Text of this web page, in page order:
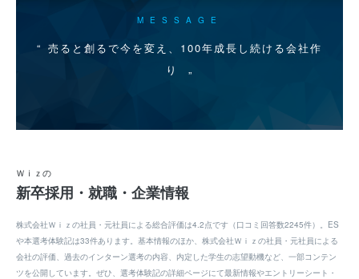
MESSAGE
売ると創るで今を変え、100年成長し続ける会社作
り
Ｗｉｚの
新卒採用・就職・企業情報
株式会社Ｗｉｚの社員・元社員による総合評価は4.2点です（口コミ回答数2245件）。ES
や本選考体験記は33件あります。基本情報のほか、株式会社Ｗｉｚの社員・元社員による
会社の評価、過去のインターン選考の内容、内定した学生の志望動機など、一部コンテン
ツを公開しています。ぜひ、選考体験記の詳細ページにて最新情報やエントリーシート・